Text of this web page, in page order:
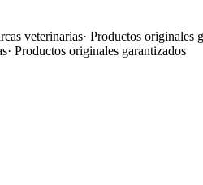
veterinarias· Productos originales
· Productos originales garantizados